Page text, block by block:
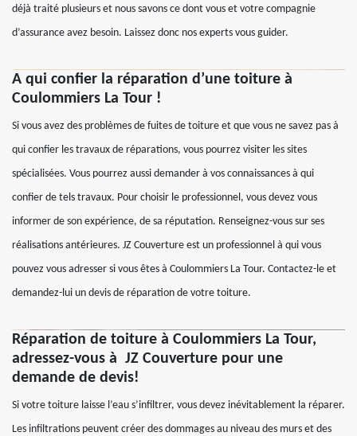
déjà traité plusieurs et nous savons ce dont vous et votre compagnie
d’assurance avez besoin. Laissez donc nos experts vous guider.
A qui confier la réparation d’une toiture à
Coulommiers La Tour !
Si vous avez des problèmes de fuites de toiture et que vous ne savez pas à
qui confier les travaux de réparations, vous pourrez visiter les sites
spécialisées. Vous pourrez aussi demander à vos connaissances à qui
confier de tels travaux. Pour choisir le professionnel, vous devez vous
informer de son expérience, de sa réputation. Renseignez-vous sur ses
réalisations antérieures. JZ Couverture est un professionnel à qui vous
pouvez vous adresser si vous êtes à Coulommiers La Tour. Contactez-le et
demandez-lui un devis de réparation de votre toiture.
Réparation de toiture à Coulommiers La Tour,
adressez-vous à JZ Couverture pour une
demande de devis!
Si votre toiture laisse l’eau s’infiltrer, vous devez inévitablement la réparer.
Les infiltrations peuvent créer des dommages au niveau des murs et des